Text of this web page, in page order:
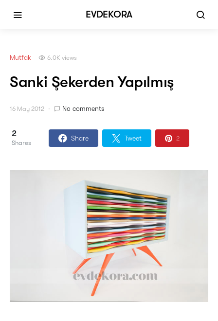
EVDEKORA
Mutfak 6.0K views
Sanki Şekerden Yapılmış
16 May 2012 No comments
2
Shares
Share Tweet 2